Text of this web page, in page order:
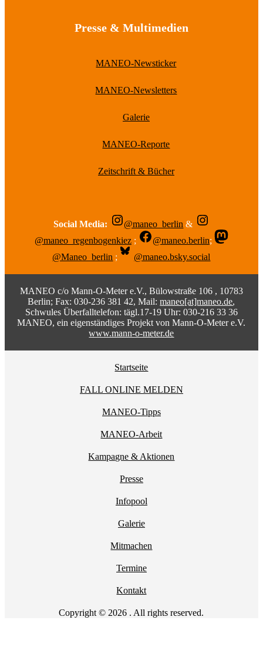
Presse & Multimedien
MANEO-Newsticker
MANEO-Newsletters
Galerie
MANEO-Reporte
Zeitschrift & Bücher
Social Media: @maneo_berlin &
@maneo_regenbogenkiez ; @maneo.berlin;
@Maneo_berlin ; @maneo.bsky.social
MANEO c/o Mann-O-Meter e.V., Bülowstraße 106 , 10783
Berlin; Fax: 030-236 381 42, Mail:maneo[at]maneo.de,
Schwules Überfalltelefon: tägl.17-19 Uhr: 030-216 33 36
MANEO, ein eigenständiges Projekt von Mann-O-Meter e.V.
www.mann-o-meter.de
Startseite
FALL ONLINE MELDEN
MANEO-Tipps
MANEO-Arbeit
Kampagne & Aktionen
Presse
Infopool
Galerie
Mitmachen
Termine
Kontakt
Copyright © 2026 . All rights reserved.